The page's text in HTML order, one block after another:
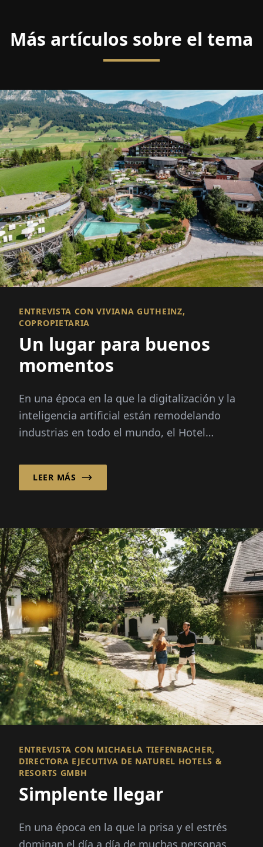
Más artículos sobre el tema
ENTREVISTA CON VIVIANA GUTHEINZ,
COPROPIETARIA
Un lugar para buenos
momentos
En una época en la que la digitalización y la
inteligencia artificial están remodelando
industrias en todo el mundo, el Hotel
que la conexión humana genuina es lo que
define o arruina la experiencia que pueden
LEER MÁS
ENTREVISTA CON MICHAELA TIEFENBACHER,
DIRECTORA EJECUTIVA DE NATUREL HOTELS &
RESORTS GMBH
Simplente llegar
En una época en la que la prisa y el estrés
dominan el día a día de muchas personas,